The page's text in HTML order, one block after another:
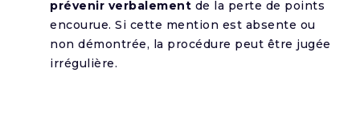
prévenir verbalement de la perte de points
encourue. Si cette mention est absente ou
non démontrée, la procédure peut être jugée
irrégulière.